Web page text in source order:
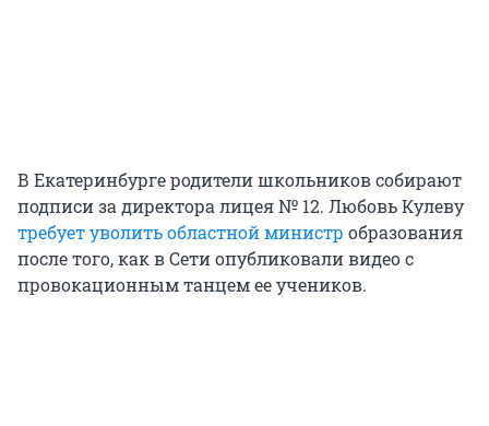
В Екатеринбурге родители школьников собирают
подписи за директора лицея № 12. Любовь Кулеву
требует уволить областной министр образования
после того, как в Сети опубликовали видео с
провокационным танцем ее учеников.